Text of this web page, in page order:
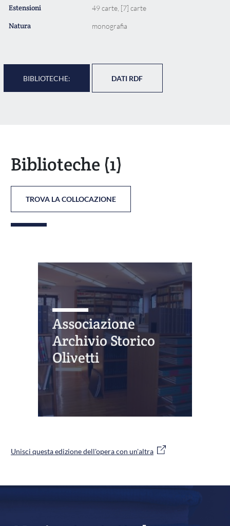
Estensioni 49 carte, [7] carte
Natura monografia
BIBLIOTECHE: DATI RDF
Biblioteche (1)
TROVA LA COLLOCAZIONE
Associazione
Archivio Storico
Olivetti
Unisci questa edizione dell'opera con un'altra